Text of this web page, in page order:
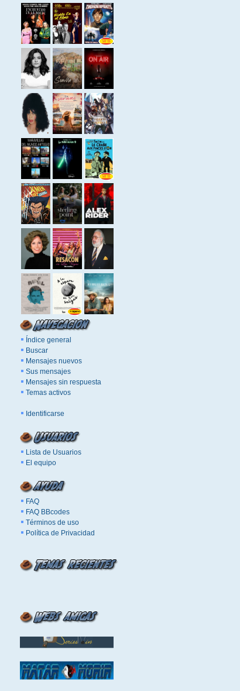
Índice general
Buscar
Mensajes nuevos
Sus mensajes
Mensajes sin respuesta
Temas activos
Identificarse
Lista de Usuarios
El equipo
FAQ
FAQ BBcodes
Términos de uso
Política de Privacidad